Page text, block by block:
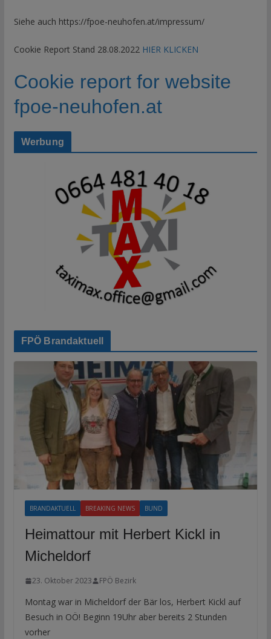
Siehe auch https://fpoe-neuhofen.at/impressum/
Cookie Report Stand 28.08.2022 HIER KLICKEN
Cookie report for website
fpoe-neuhofen.at
Werbung
FPÖ Brandaktuell
BRANDAKTUELL BREAKING NEWS BUND
Heimattour mit Herbert Kickl in
Micheldorf
23. Oktober 2023 FPÖ Bezirk
Montag war in Micheldorf der Bär los, Herbert Kickl auf
Besuch in OÖ! Beginn 19Uhr aber bereits 2 Stunden
vorher